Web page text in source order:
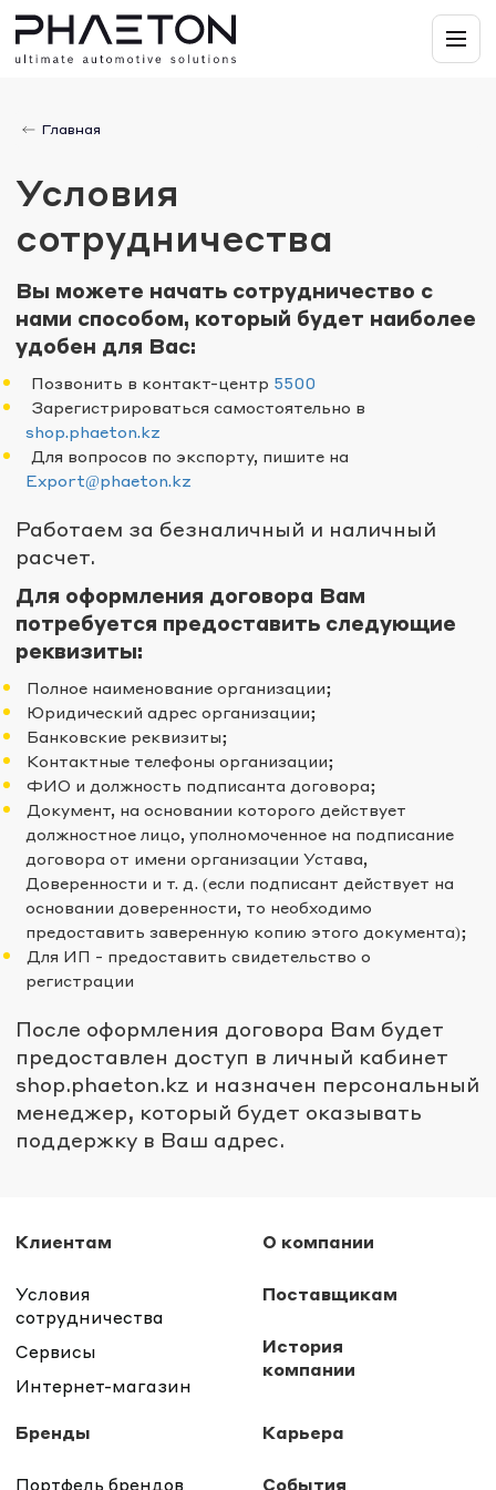
Главная
Условия
сотрудничества
Вы можете начать сотрудничество с
нами способом, который будет наиболее
удобен для Вас:
Позвонить в контакт-центр 5500
Зарегистрироваться самостоятельно в
shop.phaeton.kz
Для вопросов по экспорту, пишите на
Export@phaeton.kz
Работаем за безналичный и наличный
расчет.
Для оформления договора Вам
потребуется предоставить следующие
реквизиты:
Полное наименование организации;
Юридический адрес организации;
Банковские реквизиты;
Контактные телефоны организации;
ФИО и должность подписанта договора;
Документ, на основании которого действует
должностное лицо, уполномоченное на подписание
договора от имени организации Устава,
Доверенности и т. д. (если подписант действует на
основании доверенности, то необходимо
предоставить заверенную копию этого документа);
Для ИП - предоставить свидетельство о
регистрации
После оформления договора Вам будет
предоставлен доступ в личный кабинет
shop.phaeton.kz и назначен персональный
менеджер, который будет оказывать
поддержку в Ваш адрес.
Клиентам
Условия
сотрудничества
Сервисы
Интернет-магазин
Бренды
Портфель брендов
О компании
Поставщикам
История
компании
Карьера
События